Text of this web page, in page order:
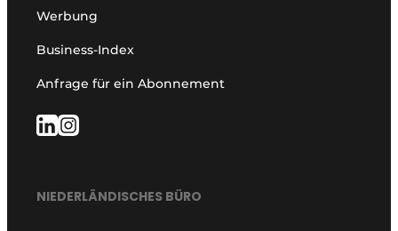
Werbung
Business-Index
Anfrage für ein Abonnement
NIEDERLÄNDISCHES BÜRO